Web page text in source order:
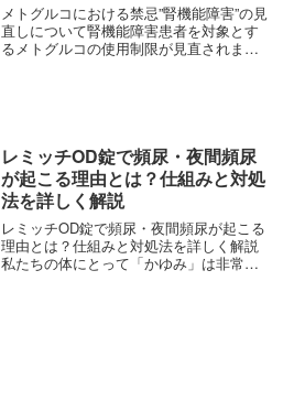
メトグルコにおける禁忌”腎機能障害”の見
直しについて腎機能障害患者を対象とす
るメトグルコの使用制限が見直されまし
レミッチOD錠で頻尿・夜間頻尿
が起こる理由とは？仕組みと対処
法を詳しく解説
レミッチOD錠で頻尿・夜間頻尿が起こる
理由とは？仕組みと対処法を詳しく解説
私たちの体にとって「かゆみ」は非常に